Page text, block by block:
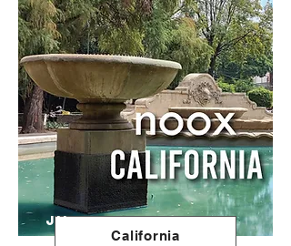
California
JN